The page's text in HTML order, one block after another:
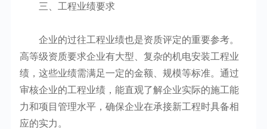
三、工程业绩要求
企业的过往工程业绩也是资质评定的重要参考。
高等级资质要求企业有大型、复杂的机电安装工程业
绩，这些业绩需满足一定的金额、规模等标准。通过
审核企业的工程业绩，能直观了解企业实际的施工能
力和项目管理水平，确保企业在承接新工程时具备相
应的实力。